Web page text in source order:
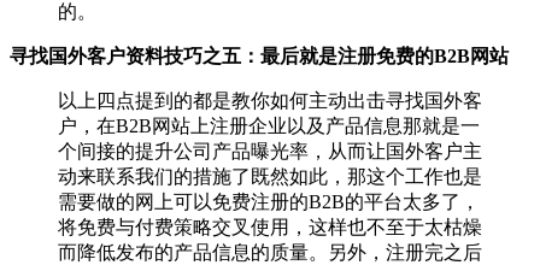
的。
寻找国外客户资料技巧之五：最后就是注册免费的B2B网站
以上四点提到的都是教你如何主动出击寻找国外客
户，在B2B网站上注册企业以及产品信息那就是一
个间接的提升公司产品曝光率，从而让国外客户主
动来联系我们的措施了既然如此，那这个工作也是
需要做的网上可以免费注册的B2B的平台太多了，
将免费与付费策略交叉使用，这样也不至于太枯燥
而降低发布的产品信息的质量。另外，注册完之后